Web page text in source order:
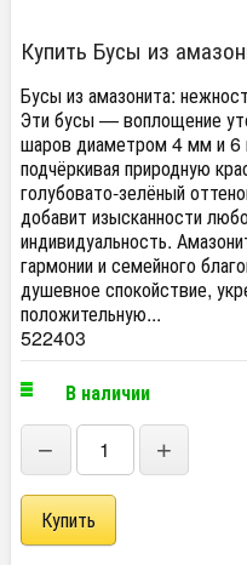
Купить Бусы из
Бусы из амазонита:
Эти бусы — воплощение
шаров диаметром 4 мм и 6
подчёркивая природную
голубовато‑зелёный
добавит изысканности
индивидуальность.
гармонии и семейного
душевное спокойствие,
положительную...
522403
В наличии
− +